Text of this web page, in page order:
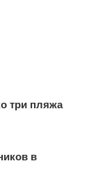
три пляжа
в